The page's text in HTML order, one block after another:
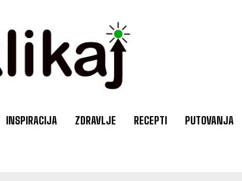
INSPIRACIJA ZDRAVLJE RECEPTI PUTOVANJA